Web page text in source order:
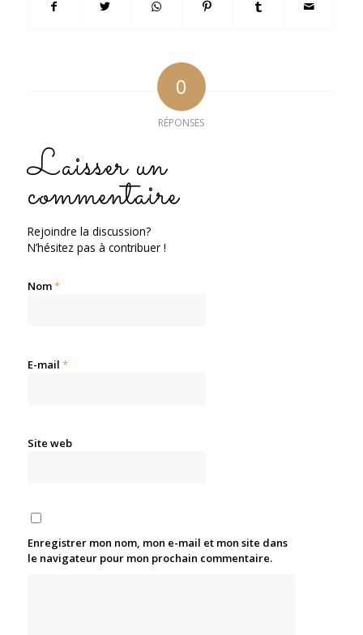
0
RÉPONSES
Laisser un
commentaire
Rejoindre la discussion?
N’hésitez pas à contribuer !
Nom*
E-mail *
Site web
Enregistrer mon nom, mon e-mail et mon site dans
le navigateur pour mon prochain commentaire.